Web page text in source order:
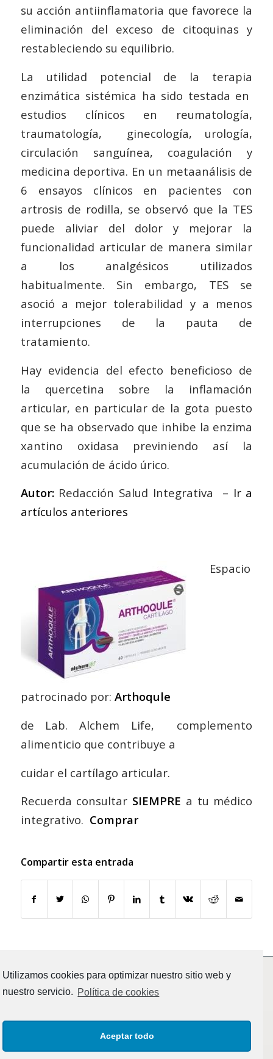
su acción antiinflamatoria que favorece la
eliminación del exceso de citoquinas y
restableciendo su equilibrio.
La utilidad potencial de la terapia
enzimática sistémica ha sido testada en
estudios clínicos en reumatología,
traumatología, ginecología, urología,
circulación sanguínea, coagulación y
medicina deportiva. En un metaanálisis de
6 ensayos clínicos en pacientes con
artrosis de rodilla, se observó que la TES
puede aliviar del dolor y mejorar la
funcionalidad articular de manera similar
a los analgésicos utilizados
habitualmente. Sin embargo, TES se
asoció a mejor tolerabilidad y a menos
interrupciones de la pauta de
tratamiento.
Hay evidencia del efecto beneficioso de
la quercetina sobre la inflamación
articular, en particular de la gota puesto
que se ha observado que inhibe la enzima
xantino oxidasa previniendo así la
acumulación de ácido úrico.
Autor:Redacción Salud Integrativa – Ir a
artículos anteriores
Espacio
patrocinado por: Arthoqule
de Lab. Alchem Life, complemento
alimenticio que contribuye a
cuidar el cartílago articular.
Recuerda consultar SIEMPRE a tu médico
integrativo. Comprar
Compartir esta entrada
Utilizamos cookies para optimizar nuestro sitio web y
nuestro servicio. Política de cookies
Aceptar todo